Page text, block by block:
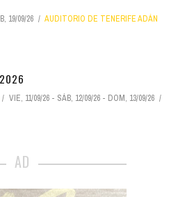
19/09/26
AUDITORIO DE TENERIFE ADÁN
VIE, 11/09/26 - SÁB, 12/09/26 - DOM, 13/09/26
AD